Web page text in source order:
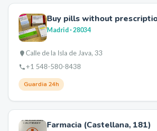
Buy pills without
Madrid· 28034
Calle de la Isla de Java, 33
+1 548-580-8438
Guardia 24h
Farmacia (Castellana, 181)